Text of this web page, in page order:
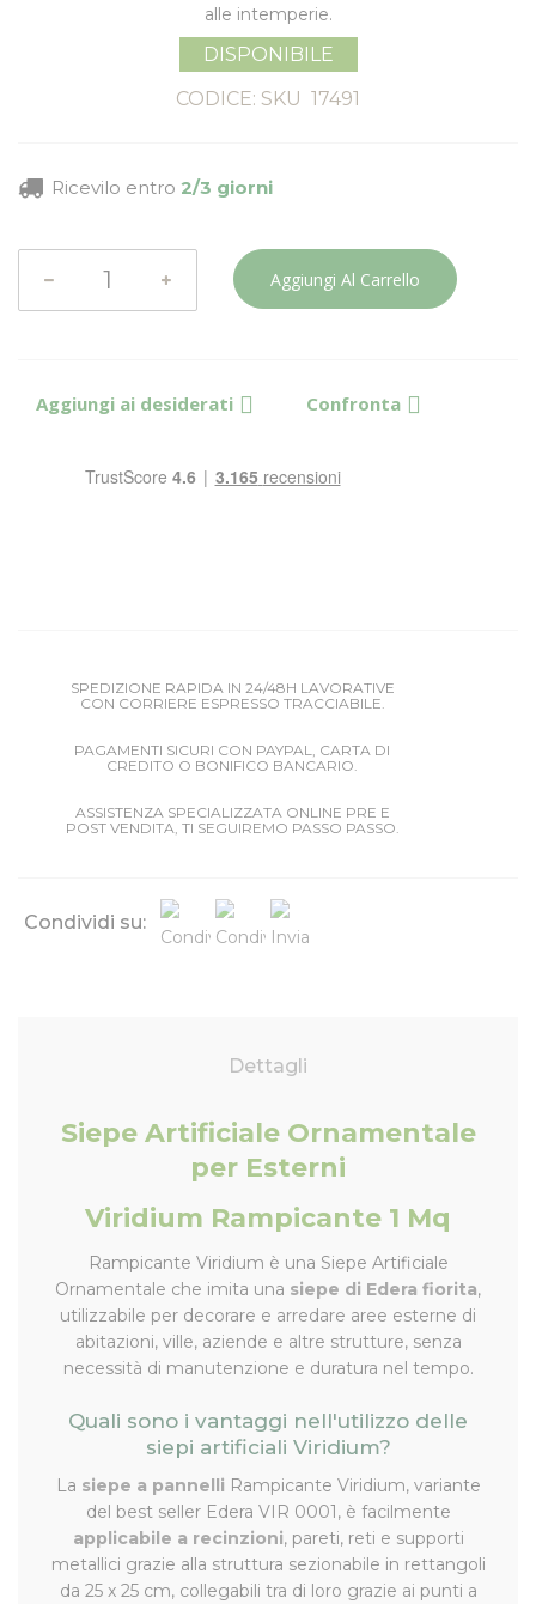
alle intemperie.
DISPONIBILE
CODICE: SKU 17491
Ricevilo entro 2/3 giorni
Aggiungi Al Carrello
Aggiungi ai desiderati Confronta
SPEDIZIONE RAPIDA IN 24/48H LAVORATIVE
CON CORRIERE ESPRESSO TRACCIABILE.
PAGAMENTI SICURI CON PAYPAL, CARTA DI
CREDITO O BONIFICO BANCARIO.
ASSISTENZA SPECIALIZZATA ONLINE PRE E
POST VENDITA, TI SEGUIREMO PASSO PASSO.
Condividi su:
Dettagli
Siepe Artificiale Ornamentale
per Esterni
Viridium Rampicante 1 Mq
Rampicante Viridium è una Siepe Artificiale
Ornamentale che imita una siepe di Edera fiorita,
utilizzabile per decorare e arredare aree esterne di
abitazioni, ville, aziende e altre strutture, senza
necessità di manutenzione e duratura nel tempo.
Quali sono i vantaggi nell'utilizzo delle
siepi artificiali Viridium?
La siepe a pannelli Rampicante Viridium, variante
del best seller Edera VIR 0001, è facilmente
applicabile a recinzioni, pareti, reti e supporti
metallici grazie alla struttura sezionabile in rettangoli
da 25 x 25 cm, collegabili tra di loro grazie ai punti a